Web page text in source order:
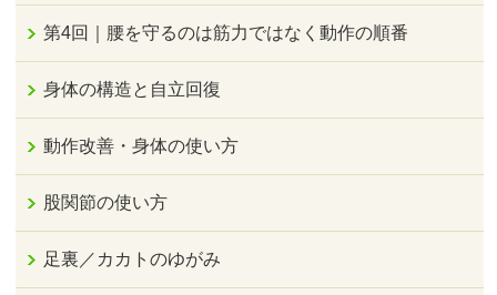
第4回｜腰を守るのは筋力ではなく動作の順番
身体の構造と自立回復
動作改善・身体の使い方
股関節の使い方
足裏／カカトのゆがみ